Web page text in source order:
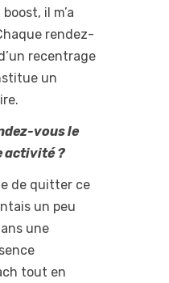
il m’a
rendez-
recentrage
un
vous le
activité ?
de quitter ce
un peu
une
tout en